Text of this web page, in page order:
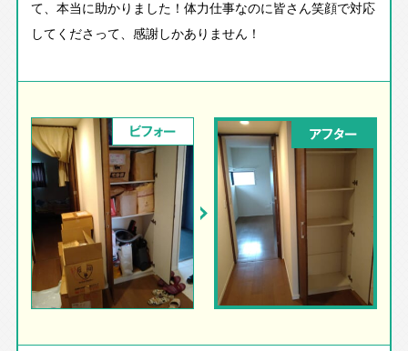
て、本当に助かりました！体力仕事なのに皆さん笑顔で対応
してくださって、感謝しかありません！
ビフォー アフター